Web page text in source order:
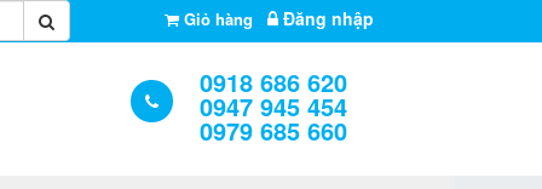
Giỏ hàng Đăng nhập
0918 686 620
0947 945 454
0979 685 660